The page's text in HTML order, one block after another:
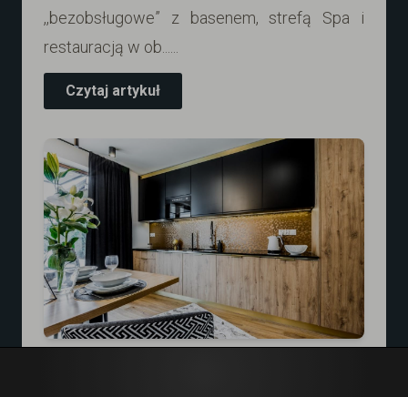
,,bezobsługowe” z basenem, strefą Spa i
restauracją w ob......
Czytaj artykuł